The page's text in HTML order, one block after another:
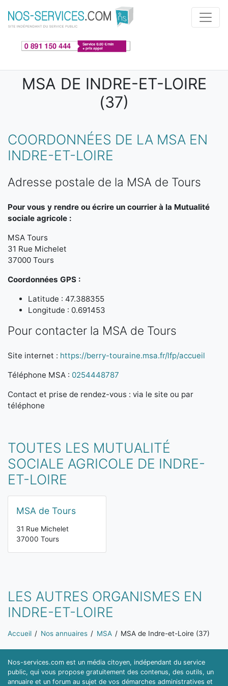
Aller au contenu principal
MSA DE INDRE-ET-LOIRE
(37)
COORDONNÉES DE LA MSA EN
INDRE-ET-LOIRE
Adresse postale de la MSA de Tours
Pour vous y rendre ou écrire un courrier à la Mutualité
sociale agricole :
MSA Tours
31 Rue Michelet
37000 Tours
Coordonnées GPS :
Latitude : 47.388355
Longitude : 0.691453
Pour contacter la MSA de Tours
Site internet : https://berry-touraine.msa.fr/lfp/accueil
Téléphone MSA : 0254448787
Contact et prise de rendez-vous : via le site ou par
téléphone
TOUTES LES MUTUALITÉ
SOCIALE AGRICOLE DE INDRE-
ET-LOIRE
MSA de Tours
31 Rue Michelet
37000 Tours
LES AUTRES ORGANISMES EN
INDRE-ET-LOIRE
Vous êtes ici:
Accueil Nos annuaires MSA MSA de Indre-et-Loire (37)
Nos-services.com est un média citoyen, indépendant du service
public, qui vous propose gratuitement des contenus, des outils, un
annuaire et un forum au sujet de vos démarches administratives et